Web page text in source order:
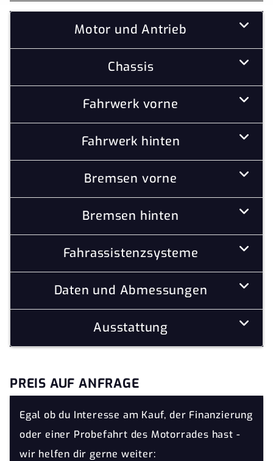
Motor und Antrieb
Chassis
Fahrwerk vorne
Fahrwerk hinten
Bremsen vorne
Bremsen hinten
Fahrassistenzsysteme
Daten und Abmessungen
Ausstattung
PREIS AUF ANFRAGE
Egal ob du Interesse am Kauf, der Finanzierung
oder einer Probefahrt des Motorrades hast -
wir helfen dir gerne weiter: